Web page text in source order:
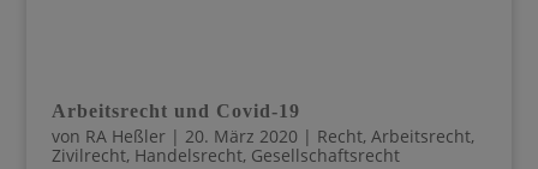
Arbeitsrecht und Covid-19
von RA Heßler| 20. März 2020 | Recht, Arbeitsrecht,
Zivilrecht, Handelsrecht, Gesellschaftsrecht